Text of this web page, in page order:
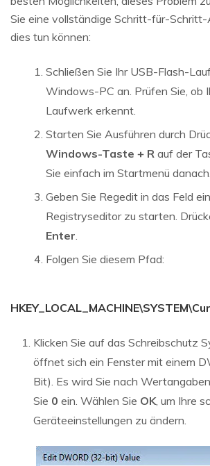
Sie eine vollständige Schritt-für-Schritt-
dies tun können:
Schließen Sie Ihr USB-Flash-
Windows-PC an. Prüfen Sie, ob
Laufwerk erkennt.
Starten Sie Ausführen durch
Windows-Taste + R auf der
Sie einfach im Startmenü danach.
Geben Sie Regedit in das Feld
Registryseditor zu starten.
Enter
Folgen Sie diesem Pfad:
Klicken Sie auf das Schreibschutz
öffnet sich ein Fenster mit einem
Bit). Es wird Sie nach
Sie 0 ein. Wählen Sie OK, um Ihre
Geräteeinstellungen zu ändern.